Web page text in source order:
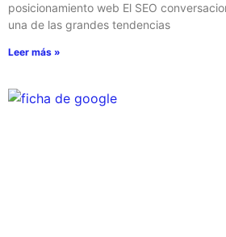
posicionamiento web El SEO
una de las grandes tendencias
Leer más »